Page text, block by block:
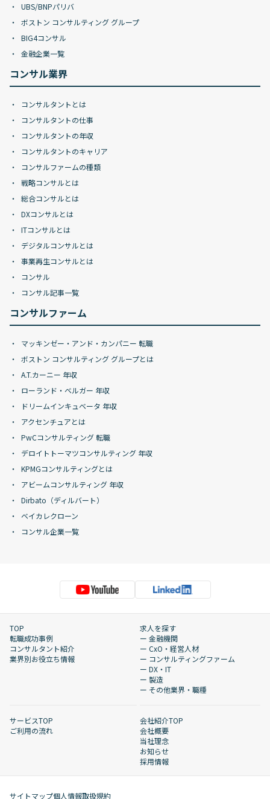
UBS/BNPパリバ
ボストン コンサルティング グループ
BIG4コンサル
金融企業一覧
コンサル業界
コンサルタントとは
コンサルタントの仕事
コンサルタントの年収
コンサルタントのキャリア
コンサルファームの種類
戦略コンサルとは
総合コンサルとは
DXコンサルとは
ITコンサルとは
デジタルコンサルとは
事業再生コンサルとは
コンサル
コンサル記事一覧
コンサルファーム
マッキンゼー・アンド・カンパニー 転職
ボストン コンサルティング グループとは
A.T.カーニー 年収
ローランド・ベルガー 年収
ドリームインキュベータ 年収
アクセンチュアとは
PwCコンサルティング 転職
デロイトトーマツコンサルティング 年収
KPMGコンサルティングとは
アビームコンサルティング 年収
Dirbato（ディルバート）
ベイカレクローン
コンサル企業一覧
TOP
転職成功事例
コンサルタント紹介
業界別お役立ち情報
求人を探す
ー 金融機関
ー CxO・経営人材
ー コンサルティングファーム
ー DX・IT
ー 製造
ー その他業界・職種
サービスTOP
ご利用の流れ
会社紹介TOP
会社概要
当社理念
お知らせ
採用情報
サイトマップ個人情報取扱規約